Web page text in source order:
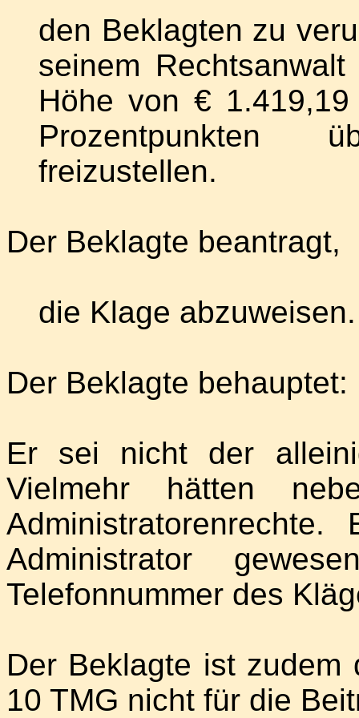
den Beklagten zu
seinem
Höhe von €
Prozentpunkten
freizustellen.
Der Beklagte beantragt,
die Klage abzuweisen.
Der Beklagte behauptet:
Er sei nicht der
Vielmehr hätten
Administrator
Telefonnummer des
Der Beklagte ist
10 TMG nicht für die